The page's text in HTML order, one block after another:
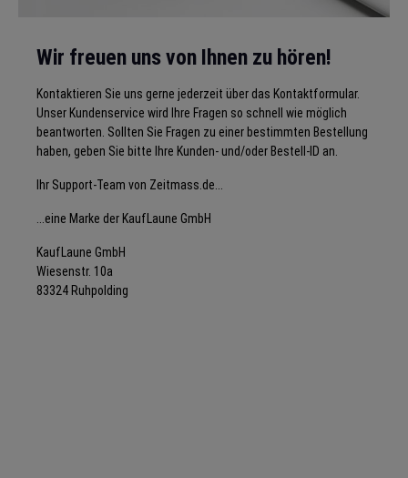
Wir freuen uns von Ihnen zu hören!
Kontaktieren Sie uns gerne jederzeit über das Kontaktformular.
Unser Kundenservice wird Ihre Fragen so schnell wie möglich
beantworten. Sollten Sie Fragen zu einer bestimmten Bestellung
haben, geben Sie bitte Ihre Kunden- und/oder Bestell-ID an.
Ihr Support-Team von Zeitmass.de...
...eine Marke der KaufLaune GmbH
KaufLaune GmbH
Wiesenstr. 10a
83324 Ruhpolding